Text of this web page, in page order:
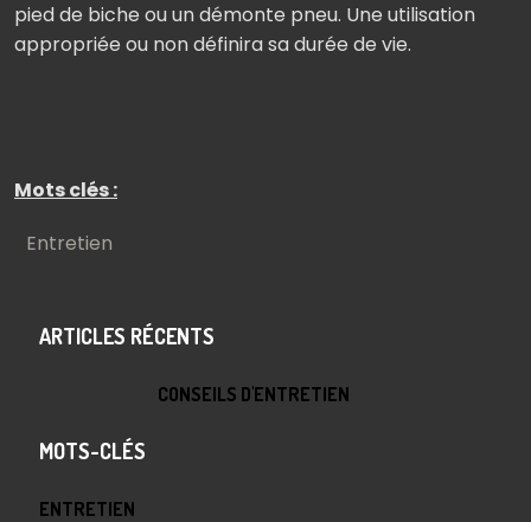
pied de biche ou un démonte pneu. Une utilisation
appropriée ou non définira sa durée de vie.
Mots clés :
Entretien
ARTICLES RÉCENTS
CONSEILS D'ENTRETIEN
MOTS-CLÉS
ENTRETIEN